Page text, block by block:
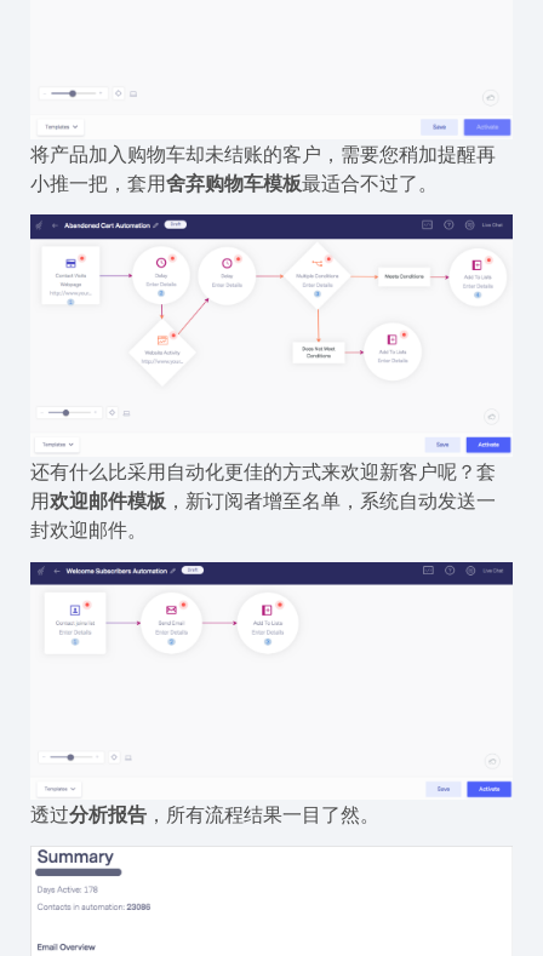
将产品加入购物车却未结账的客户，需要您稍加提醒再
小推一把，套用舍弃购物车模板最适合不过了。
还有什么比采用自动化更佳的方式来欢迎新客户呢？套
用欢迎邮件模板 ，新订阅者增至名单，系统自动发送一
封欢迎邮件。
透过分析报告 ，所有流程结果一目了然。